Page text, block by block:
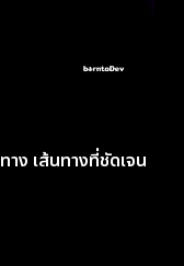
ง เส้นทางที่ชัดเจน